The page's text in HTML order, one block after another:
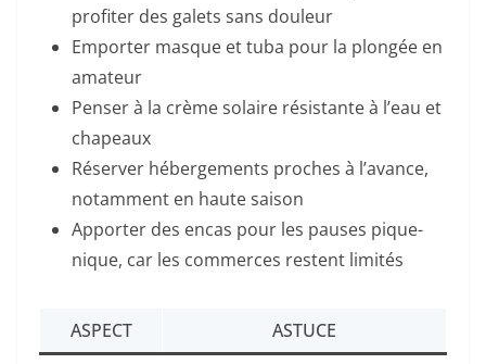
profiter des galets sans douleur
Emporter masque et tuba pour la plongée en
amateur
Penser à la crème solaire résistante à l’eau et
chapeaux
Réserver hébergements proches à l’avance,
notamment en haute saison
Apporter des encas pour les pauses pique-
nique, car les commerces restent limités
ASPECT
ASTUCE